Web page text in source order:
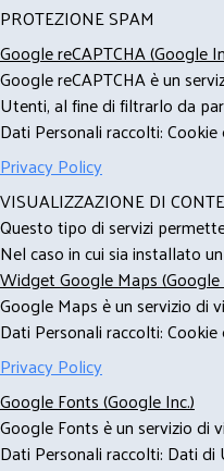
PROTEZIONE SPAM
Google reCAPTCHA (Google
Google reCAPTCHA è un
Utenti, al fine di filtrarlo da
Dati Personali raccolti:
Privacy Policy
VISUALIZZAZIONE DI
Questo tipo di servizi
Nel caso in cui sia installato
Widget Google Maps (Google
Google Maps è un servizio di
Dati Personali raccolti:
Privacy Policy
Google Fonts (Google Inc.)
Google Fonts è un servizio di
Dati Personali raccolti: Dati